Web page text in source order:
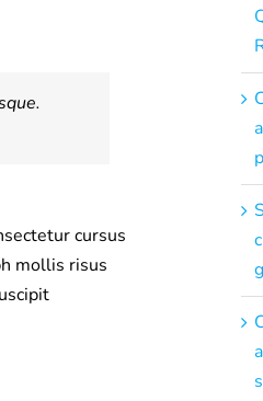
cursus
mollis risus